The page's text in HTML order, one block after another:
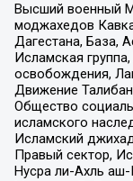
Высший военный
моджахедов
Дагестана, База,
Исламская
освобождения,
Движение
Общество
исламского
Исламский
Правый сектор,
Нусра ли-Ахль